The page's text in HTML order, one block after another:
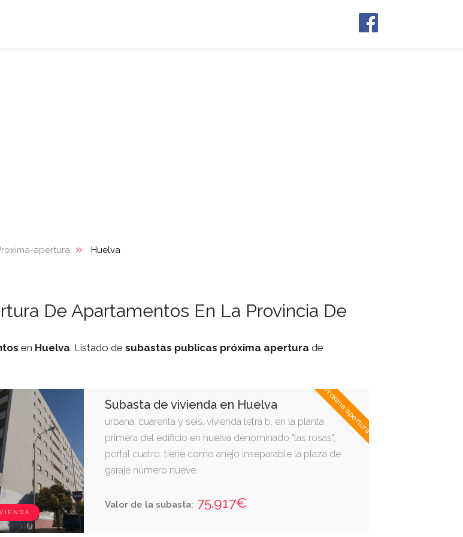
apertura Huelva
De Apartamentos En La Provincia De
en Huelva. Listado de subastas publicas próxima apertura de
Proxima apertura
Subasta de vivienda en Huelva
urbana: cuarenta y seis. vivienda letra b, en la planta
primera del edificio en huelva denominado "las rosas",
portal cuatro. tiene como anejo inseparable la plaza de
garaje número nueve.
Valor de la subasta: 75.917€